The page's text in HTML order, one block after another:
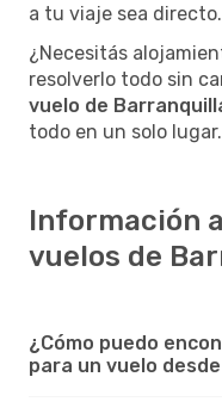
a tu viaje sea directo.
¿Necesitás
resolverlo todo sin
vuelo de
todo en un solo lugar.
Información
vuelos de
¿Cómo puedo
para un vuelo